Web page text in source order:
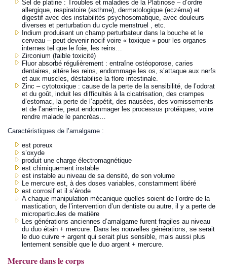
Sel de platine : Troubles et maladies de la Platinose – d’ordre
allergique, respiratoire (asthme), dermatologique (eczéma) et
digestif avec des instabilités psychosomatique, avec douleurs
diverses et perturbation du cycle menstruel , etc.
Indium produisant un champ perturbateur dans la bouche et le
cerveau – peut devenir nocif voire « toxique » pour les organes
internes tel que le foie, les reins…
Zirconium (faible toxicité)
Fluor absorbé régulièrement : entraîne ostéoporose, caries
dentaires, altére les reins, endommage les os, s’attaque aux nerfs
et aux muscles, déstabilise la flore intestinale.
Zinc – cytotoxique : cause de la perte de la sensibilité, de l’odorat
et du goût, induit les difficultés à la cicatrisation, des crampes
d’estomac, la perte de l’appétit, des nausées, des vomissements
et de l’anémie, peut endommager les processus protéiques, voire
rendre malade le pancréas…
Caractéristiques de l’amalgame :
est poreux
s’oxyde
produit une charge électromagnétique
est chimiquement instable
est instable au niveau de sa densité, de son volume
Le mercure est, à des doses variables, constamment libéré
est corrosif et il s’érode
A chaque manipulation mécanique quelles soient de l’ordre de la
mastication, de l’intervention d’un dentiste ou autre, il y a perte de
microparticules de matière
Les générations anciennes d’amalgame furent fragiles au niveau
du duo étain + mercure. Dans les nouvelles générations, se serait
le duo cuivre + argent qui serait plus sensible, mais aussi plus
lentement sensible que le duo argent + mercure.
Mercure dans le corps